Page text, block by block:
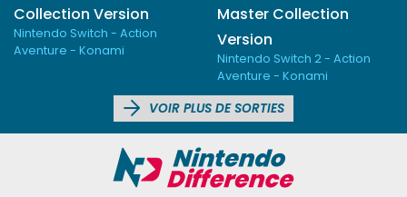
Collection Version
Nintendo Switch - Action
Aventure - Konami
Master Collection
Version
Nintendo Switch 2 - Action
Aventure - Konami
VOIR PLUS DE SORTIES